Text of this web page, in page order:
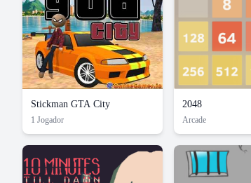
Stickman GTA City
1 Jogador
2048
Arcade